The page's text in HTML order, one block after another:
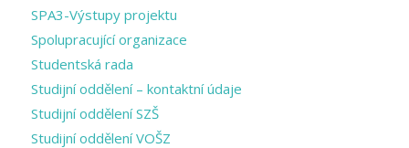
SPA3-Výstupy projektu
Spolupracující organizace
Studentská rada
Studijní oddělení – kontaktní údaje
Studijní oddělení SZŠ
Studijní oddělení VOŠZ